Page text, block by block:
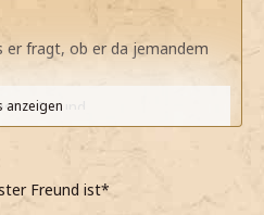
er fragt, ob er da jemandem
Freund
hilflos anschaue*
gäbe es wenigstens einen
anzeigen
Freund ist*